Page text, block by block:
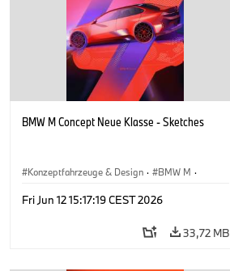
BMW M Concept Neue Klasse - Sketches
Konzeptfahrzeuge & Design · BMW M ·
Fri Jun 12 15:17:19 CEST 2026
33,72 MB